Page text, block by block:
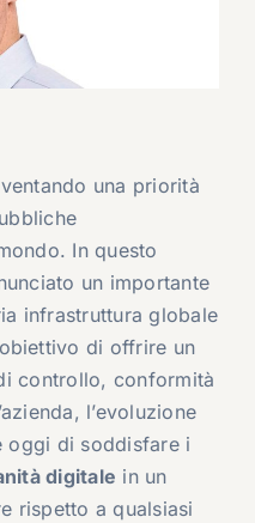
una priorità
In questo
un importante
infrastruttura globale
di offrire un
controllo, conformità
l’evoluzione
oggi di soddisfare i
digitale in un
rispetto a qualsiasi